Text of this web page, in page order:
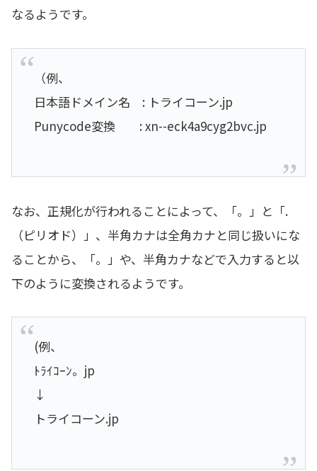
なるようです。
（例、
日本語ドメイン名 : トライコーン.jp
Punycode変換 : xn--eck4a9cyg2bvc.jp
なお、正規化が行われることによって、「。」と「.
（ピリオド）」、半角カナは全角カナと同じ扱いにな
ることから、「。」や、半角カナなどで入力すると以
下のように変換されるようです。
(例、
ﾄﾗｲｺｰﾝ。jp
↓
トライコーン.jp